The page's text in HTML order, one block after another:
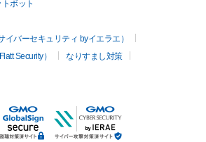
ボット
バーセキュリティ byイエラエ）
Security）
なりすまし対策